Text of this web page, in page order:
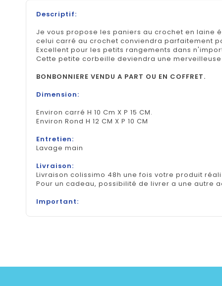
Descriptif:
Je vous propose les paniers au crochet en
celui carré au crochet conviendra parfaitement
Excellent pour les petits rangements dans
Cette petite corbeille deviendra une
BONBONNIERE VENDU A PART OU EN COFFRET.
Dimension:
Environ carré H 10 Cm X P 15 CM.
Environ Rond H 12 CM X P 10 CM
Entretien:
Lavage main
Livraison:
Livraison colissimo 48h une fois votre produit
Pour un cadeau, possibilité de livrer a une autre
Important: